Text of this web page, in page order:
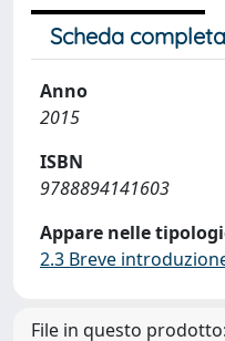
Scheda
Anno
2015
ISBN
9788894141603
Appare nelle
2.3 Breve
File in questo prodotto: